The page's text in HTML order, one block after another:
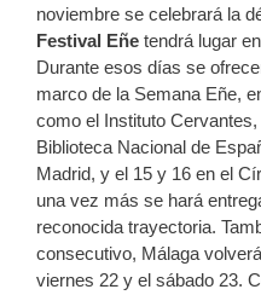
noviembre se celebrará la
Festival Eñe tendrá lugar
Durante esos días se
marco de la Semana Eñe,
como el Instituto Cervantes,
Biblioteca Nacional de
Madrid, y el 15 y 16 en el
una vez más se hará
reconocida trayectoria.
consecutivo, Málaga
viernes 22 y el sábado 23.